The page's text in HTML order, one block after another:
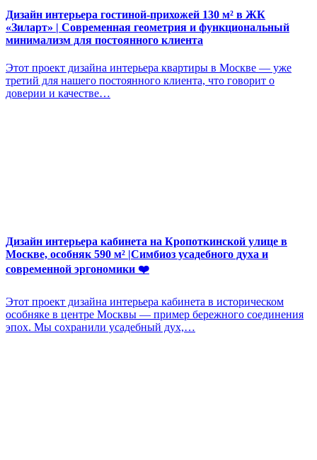
Дизайн интерьера гостиной-прихожей 130 м² в ЖК
«Зиларт» | Современная геометрия и функциональный
минимализм для постоянного клиента
Этот проект дизайна интерьера квартиры в Москве — уже
третий для нашего постоянного клиента, что говорит о
доверии и качестве…
Дизайн интерьера кабинета на Кропоткинской улице в
Москве, особняк 590 м² |Симбиоз усадебного духа и
современной эргономики ❤️
Этот проект дизайна интерьера кабинета в историческом
особняке в центре Москвы — пример бережного соединения
эпох. Мы сохранили усадебный дух,…